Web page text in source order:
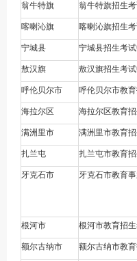
翁牛特旗 翁牛特旗招生
喀喇沁旗 喀喇沁旗招生
宁城县 宁城县招生考
敖汉旗 敖汉旗招生考
呼伦贝尔市 呼伦贝尔市教
海拉尔区 海拉尔区教育
满洲里市 满洲里市教育
扎兰屯 扎兰屯市教育
牙克石市 牙克石市教育
根河市
根河市教育招
额尔古纳市 额尔古纳市教